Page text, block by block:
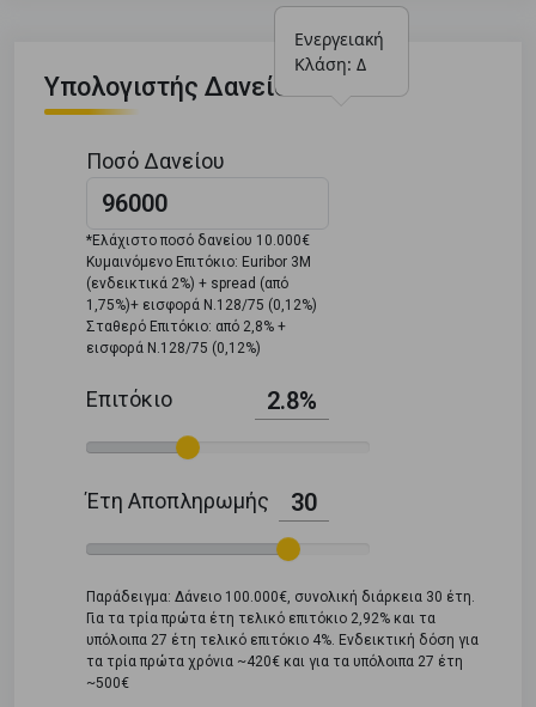
Ενεργειακή
Κλάση: Δ
Υπολογιστής Δανείου
Ποσό Δανείου
*Ελάχιστο ποσό δανείου 10.000€
Κυμαινόμενο Επιτόκιο: Euribor 3M
(ενδεικτικά 2%) + spread (από
1,75%)+ εισφορά Ν.128/75 (0,12%)
Σταθερό Επιτόκιο: από 2,8% +
εισφορά Ν.128/75 (0,12%)
Επιτόκιο 2.8%
Έτη Αποπληρωμής 30
Παράδειγμα: Δάνειο 100.000€, συνολική διάρκεια 30 έτη.
Για τα τρία πρώτα έτη τελικό επιτόκιο 2,92% και τα
υπόλοιπα 27 έτη τελικό επιτόκιο 4%. Ενδεικτική δόση για
τα τρία πρώτα χρόνια ~420€ και για τα υπόλοιπα 27 έτη
~500€